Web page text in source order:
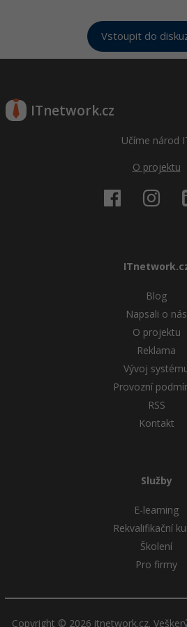
Vstoupit do
ITnetwork.cz
Učíme národ
O projektu
Blog
Napsali o nás
O projektu
Reklama
Vývoj
Provozní
RSS
Kontakt
Služby
E-learning
Rekvalifikační
Školení
Pro firmy
Copyright © 2026 itnetwork.cz.